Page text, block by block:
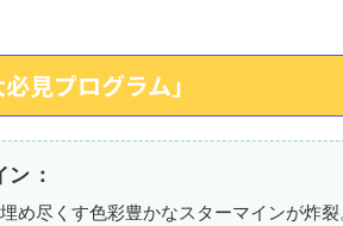
見プログラム」
ン ：
尽くす色彩豊かなスターマインが炸裂